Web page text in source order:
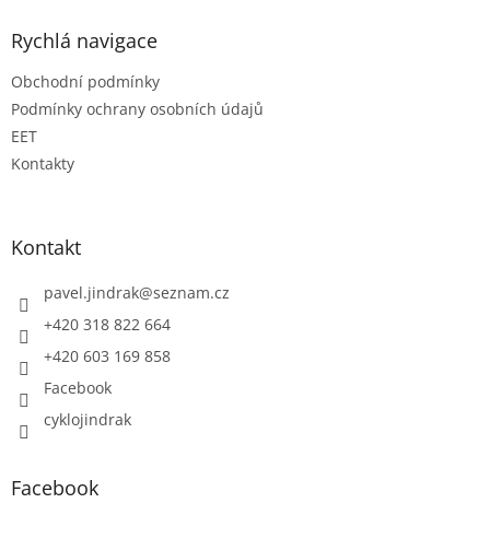
Rychlá navigace
Obchodní podmínky
Podmínky ochrany osobních údajů
EET
Kontakty
Kontakt
pavel.jindrak@seznam.cz
+420 318 822 664
+420 603 169 858
Facebook
cyklojindrak
Facebook